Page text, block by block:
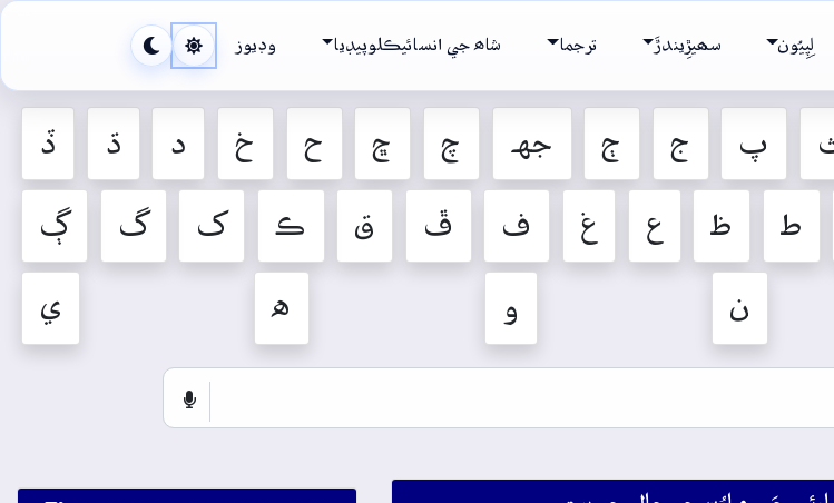
لِپِيُون سھيڙِيندڙَ ترجما شاھ جي انسائيڪلوپيڊيا وڊيوز
پ ج ڄ جهہ چ ڇ ح خ د ڌ ڏ
ط ظ ع غ ف ڦ ق ڪ ک گ ڳ
ن و ه ي